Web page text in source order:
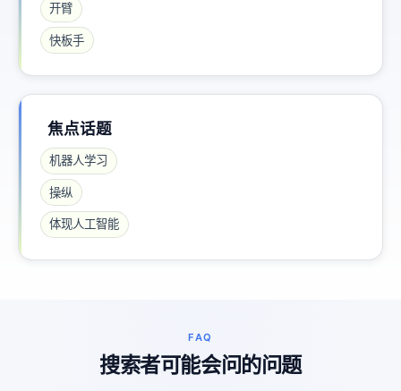
开臂
快板手
焦点话题
机器人学习
操纵
体现人工智能
FAQ
搜索者可能会问的问题